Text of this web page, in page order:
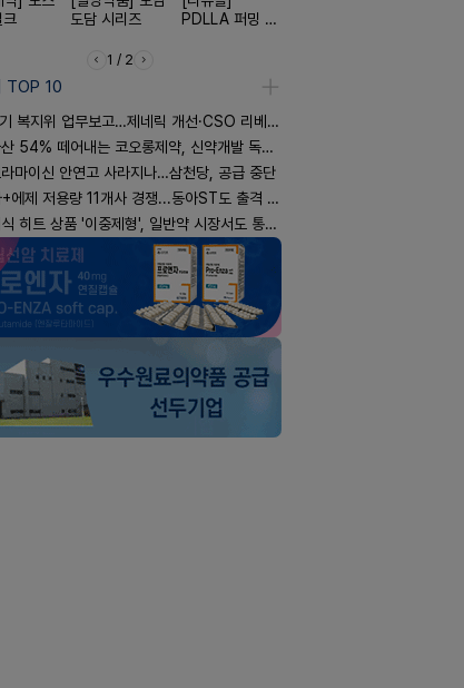
크
도담 시리즈
PDLLA 퍼밍 크
1 / 2
TOP 10
복지위 업무보고…제네릭 개선·CSO 리베이트 사정권
54% 떼어내는 코오롱제약, 신약개발 독립 법인 추진
라마이신 안연고 사라지나…삼천당, 공급 중단
에제 저용량 11개사 경쟁...동아ST도 출격 대기
히트 상품 '이중제형', 일반약 시장서도 통할까